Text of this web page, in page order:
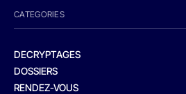
CATEGORIES
DECRYPTAGES
DOSSIERS
RENDEZ-VOUS